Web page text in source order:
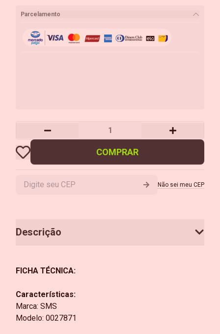
Parcelamento
COMPRAR
Não sei meu CEP
Descrição
FICHA TÉCNICA:
Características:
Marca: SMS
Modelo: 0027871